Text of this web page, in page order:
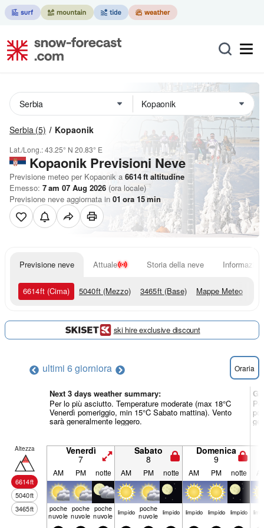
Serbia (5) Kopaonik
Lat./Long.:43.25° N 20.83° E
Kopaonik Previsioni Neve
Previsione meteo per Kopaonik a 6614ft altitudine
Emesso: 7 am 07 Aug 2026 (ora locale)
Previsione neve aggiornata in 01 ora 15min
Previsione neve Attuale Storia della neve
6614ft (Cima) 5040ft (Mezzo) 3465ft (Base) Mappe Meteo
ski hire exclusive discount
ultimi 6 giorniora Oraria
Next 3 days weather summary:
Per lo più asciutto. Temperature moderate (max 18°C
Venerdì pomeriggio, min 15°C Sabato mattina). Vento
sarà generalmente leggero.
Altezza
6614ft
5040ft
3465ft
Venerdì
7
Sabato
8
Domenica
9
AM PM notte AM PM notte AM PM notte
poche
nuvole
poche
nuvole
poche
nuvole limp­ido poche
nuvole limp­ido limp­ido limp­ido limp­ido